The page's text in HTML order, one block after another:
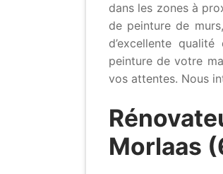
dans les zones à
de peinture de
d’excellente
peinture de votre
vos attentes. Nous
Morlaas